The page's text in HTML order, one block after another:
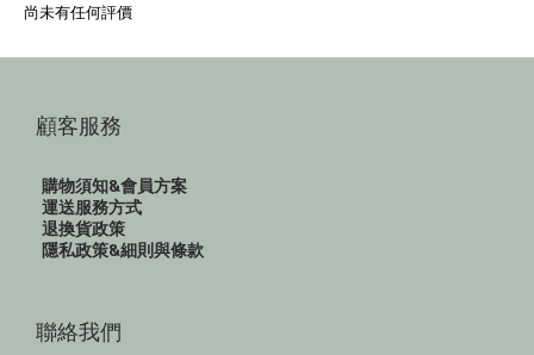
尚未有任何評價
顧客服務
購物須知&會員方案
運送服務方式
退換貨政策
隱私政策&細則與條款
聯絡我們